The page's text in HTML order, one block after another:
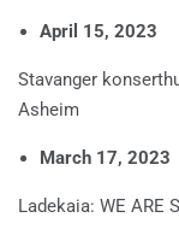
April 15, 2023
Stavanger
Asheim
March 17, 2023
Ladekaia: WE ARE